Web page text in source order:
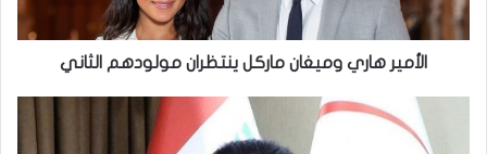
الأمير هاري وميغان ماركل ينتظران مولودهم الثاني
العراقية